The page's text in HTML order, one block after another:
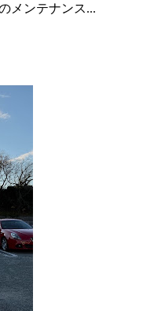
メンテナンス...